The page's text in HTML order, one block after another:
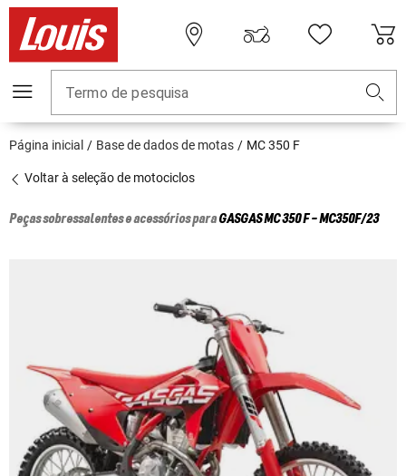
Termo de pesquisa
Página inicial Base de dados de motas MC 350 F
Voltar à seleção de motociclos
Peças sobressalentes e acessórios paraGASGASMC 350 F - MC350F/23